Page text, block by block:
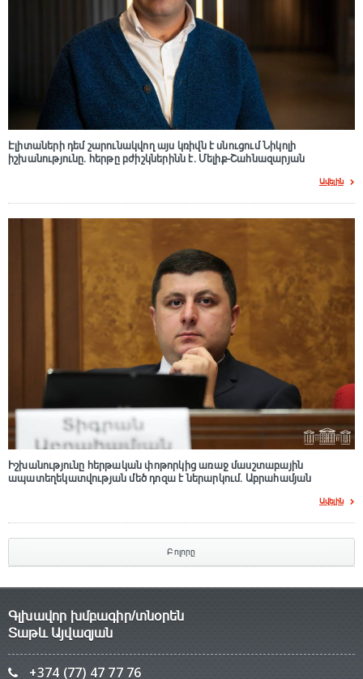
Էլիտաների դեմ շարունակվող այս կռիվն է սնուցում Նիկոլի
իշխանությունը. հերթը բժիշկներինն է. Մելիք-Շահնազարյան
Ավելին
Իշխանությունը հերթական փոթորկից առաջ մասշտաբային
ապատեղեկատվության մեծ դnզա է ներարկում․ Աբրահամյան
Ավելին
Բոլորը
Գլխավոր խմբագիր/տնօրեն
Տաթև Այվազյան
+374 (77) 47 77 76